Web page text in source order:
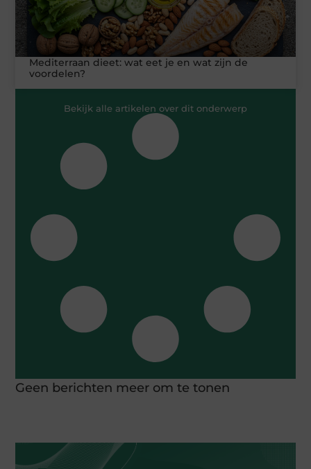
Mediterraan dieet: wat eet je en wat zijn de
voordelen?
Bekijk alle artikelen over dit onderwerp
Geen berichten meer om te tonen